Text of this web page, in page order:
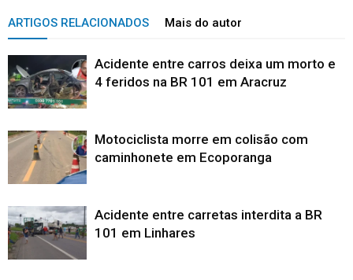
ARTIGOS RELACIONADOS Mais do autor
Acidente entre carros deixa um morto e
4 feridos na BR 101 em Aracruz
Motociclista morre em colisão com
caminhonete em Ecoporanga
Acidente entre carretas interdita a BR
101 em Linhares